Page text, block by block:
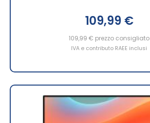
109,99 €
109,99 € prezzo consigliato
IVA e contributo RAEE inclusi